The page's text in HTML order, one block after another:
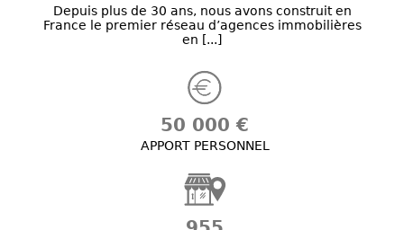
Depuis plus de 30 ans, nous avons construit en
France le premier réseau d’agences immobilières
en [...]
50 000 €
APPORT PERSONNEL